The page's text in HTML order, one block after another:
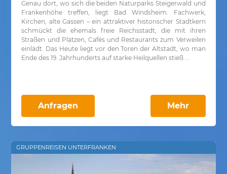
Genau dort, wo sich die beiden Naturparks Steigerwald und
Frankenhöhe treffen, liegt Bad Windsheim. Fachwerk,
Kirchen, alte Gassen – ein attraktiver historischer Stadtkern
schmückt die ehemals freie Reichsstadt, die mit ihren
Straßen und Plätzen, Cafés und Restaurants zum Verweilen
einlädt. Das Heute liegt vor den Toren der Altstadt, wo man
Ende des 19. Jahrhunderts auf starke Heilquellen stieß ...
Anfragen Mehr
GRUPPENREISEN UNTERFRANKEN